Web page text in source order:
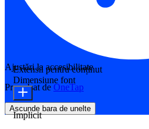
Ajustări la accesibilitate
Propulsat de OneTap
Ascunde bara de unelte
Extensii pentru conținut
Dimensiune font
Implicit